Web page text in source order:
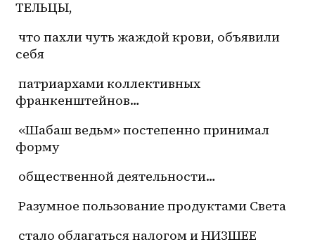
ТЕЛЬЦЫ,
что пахли чуть жаждой крови, объявили
себя
патриархами коллективных
франкенштейнов…
форму
общественной деятельности…
Разумное пользование продуктами Света